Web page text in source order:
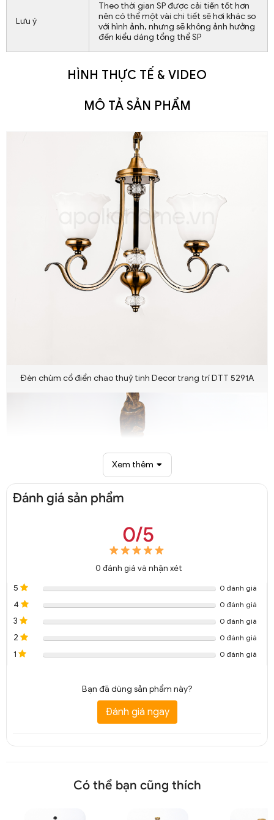
Lưu ý
Theo thời gian SP được cải tiến tốt hơn
nên có thể một vài chi tiết sẽ hơi khác so
với hình ảnh, nhưng sẽ không ảnh hưởng
đến kiểu dáng tổng thể SP
HÌNH THỰC TẾ & VIDEO
MÔ TẢ SẢN PHẨM
Đèn chùm cổ điển chao thuỷ tinh Decor trang trí DTT 5291A
Đèn chùm cổ điển chao thuỷ tinh Decor trang trí DTT 5291A
Xem thêm
Đánh giá sản phẩm
0/5
0 đánh giá và nhận xét
5
0 đánh giá
4 0 đánh giá
3 0 đánh giá
2 0 đánh giá
1 0 đánh giá
Bạn đã dùng sản phẩm này?
Đánh giá ngay
Có thể bạn cũng thích